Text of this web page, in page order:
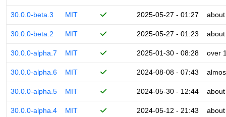
30.0.0-beta.3 MIT 2025-05-27 - 01:27
30.0.0-beta.2 MIT 2025-05-27 - 01:23
30.0.0-alpha.7 MIT 2025-01-30 - 08:28 over
30.0.0-alpha.6 MIT 2024-08-08 - 07:43
30.0.0-alpha.5 MIT 2024-05-30 - 12:44
30.0.0-alpha.4 MIT 2024-05-12 - 21:43